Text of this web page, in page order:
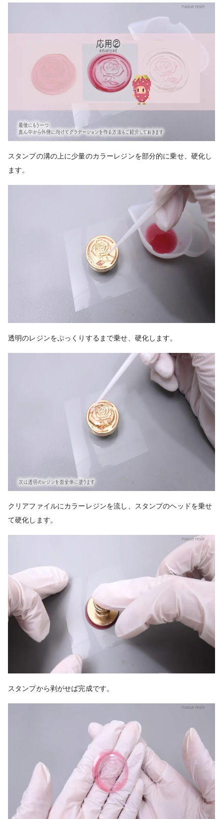
スタンプの溝の上に少量のカラーレジンを部分的に乗せ、硬化し
ます。
透明のレジンをぷっくりするまで乗せ、硬化します。
クリアファイルにカラーレジンを流し、スタンプのヘッドを乗せ
て硬化します。
スタンプから剥がせば完成です。